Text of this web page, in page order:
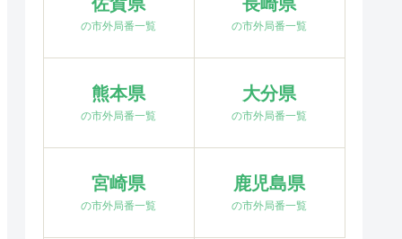
佐賀県
の市外局番一覧
長崎県
の市外局番一覧
熊本県
の市外局番一覧
大分県
の市外局番一覧
宮崎県
の市外局番一覧
鹿児島県
の市外局番一覧